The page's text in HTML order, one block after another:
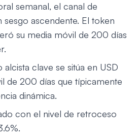
semanal, el canal de
sesgo ascendente. El token
su media móvil de 200 días
clave se sitúa en USD
de 200 días que típicamente
dinámica.
con el nivel de retroceso